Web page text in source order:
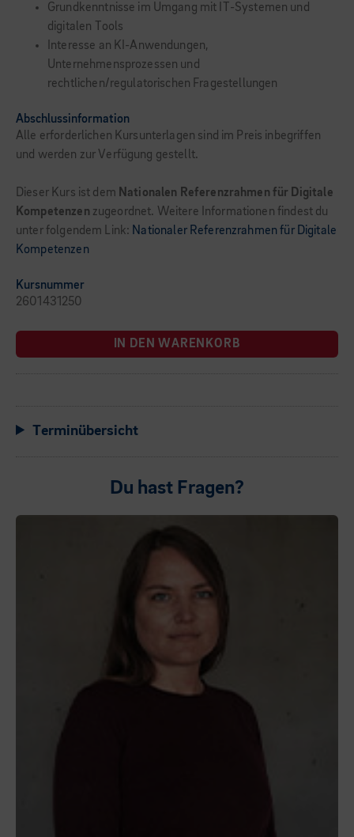
Grundkenntnisse im Umgang mit IT-Systemen und
digitalen Tools
Interesse an KI-Anwendungen,
Unternehmensprozessen und
rechtlichen/regulatorischen Fragestellungen
Abschlussinformation
Alle erforderlichen Kursunterlagen sind im Preis inbegriffen
und werden zur Verfügung gestellt.
Dieser Kurs ist dem Nationalen Referenzrahmen für Digitale
Kompetenzen zugeordnet. Weitere Informationen findest du
unter folgendem Link: Nationaler Referenzrahmen für Digitale
Kompetenzen
Kursnummer
2601431250
IN DEN WARENKORB
Terminübersicht
Du hast Fragen?